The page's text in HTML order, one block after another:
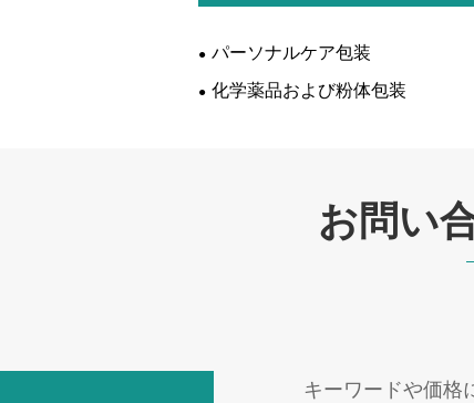
パーソナルケア包装
化学薬品および粉体包装
お問い
キーワードや価格